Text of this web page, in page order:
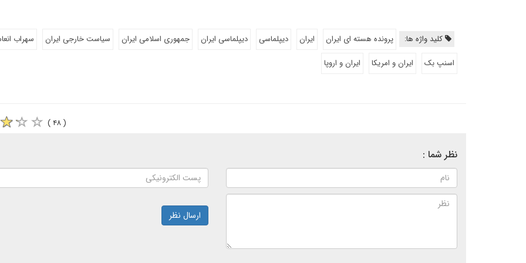
کلید واژه ها: پرونده هسته ای ایران ایران دیپلماسی دیپلماسی ایران جمهوری اسلامی ایران سیاست خارجی ایران
سهراب
اسنپ بک
ایران و امریکا ایران و اروپا
( ۴۸ )
نظر شما :
ارسال نظر